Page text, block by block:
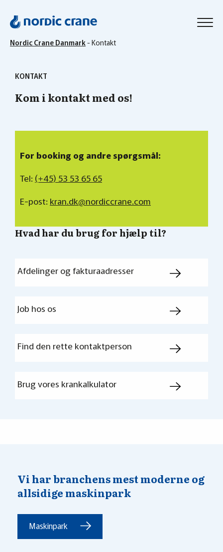
Nordic Crane Danmark-Kontakt
KONTAKT
Kom i kontakt med os!
For booking og andre spørgsmål:
Tel: (+45) 53 53 65 65
E-post: kran.dk@nordiccrane.com
Hvad har du brug for hjælp til?
Afdelinger og fakturaadresser
Job hos os
Find den rette kontaktperson
Brug vores krankalkulator
Vi har branchens mest moderne og
allsidige maskinpark
Maskinpark